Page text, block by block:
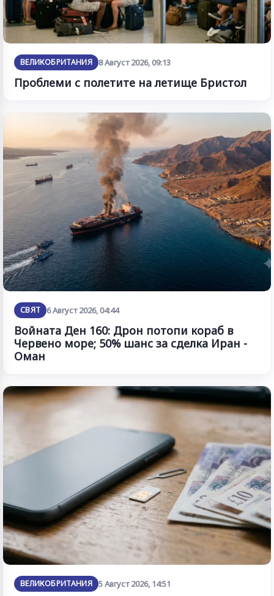
ВЕЛИКОБРИТАНИЯ 8 Август 2026, 09:13
Проблеми с полетите на летище Бристол
СВЯТ 6 Август 2026, 04:44
Войната Ден 160: Дрон потопи кораб в
Червено море; 50% шанс за сделка Иран -
Оман
ВЕЛИКОБРИТАНИЯ 5 Август 2026, 14:51